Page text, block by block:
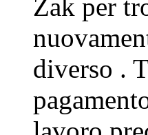
Zak per
diverso .